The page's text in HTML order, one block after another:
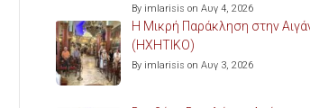
By imlarisis on Αυγ 4, 2026
Η Μικρή Παράκληση στην
(ΗΧΗΤΙΚΟ)
By imlarisis on Αυγ 3, 2026